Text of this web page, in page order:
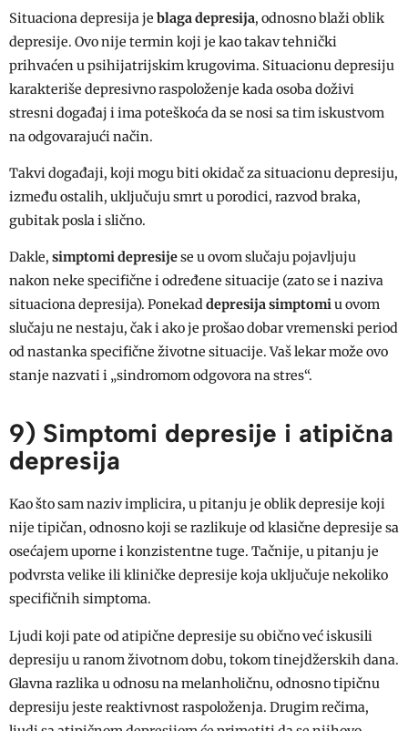
Situaciona depresija je blaga depresija, odnosno blaži oblik
depresije. Ovo nije termin koji je kao takav tehnički
prihvaćen u psihijatrijskim krugovima. Situacionu depresiju
karakteriše depresivno raspoloženje kada osoba doživi
stresni događaj i ima poteškoća da se nosi sa tim iskustvom
na odgovarajući način.
Takvi događaji, koji mogu biti okidač za situacionu depresiju,
između ostalih, uključuju smrt u porodici, razvod braka,
gubitak posla i slično.
Dakle, simptomi depresijese u ovom slučaju pojavljuju
nakon neke specifične i određene situacije (zato se i naziva
situaciona depresija). Ponekaddepresija simptomiu ovom
slučaju ne nestaju, čak i ako je prošao dobar vremenski period
od nastanka specifične životne situacije. Vaš lekar može ovo
stanje nazvati i „sindromom odgovora na stres“.
9) Simptomi depresije i atipična
depresija
Kao što sam naziv implicira, u pitanju je oblik depresije koji
nije tipičan, odnosno koji se razlikuje od klasične depresije sa
osećajem uporne i konzistentne tuge. Tačnije, u pitanju je
podvrsta velike ili kliničke depresije koja uključuje nekoliko
specifičnih simptoma.
Ljudi koji pate od atipične depresije su obično već iskusili
depresiju u ranom životnom dobu, tokom tinejdžerskih dana.
Glavna razlika u odnosu na melanholičnu, odnosno tipičnu
depresiju jeste reaktivnost raspoloženja. Drugim rečima,